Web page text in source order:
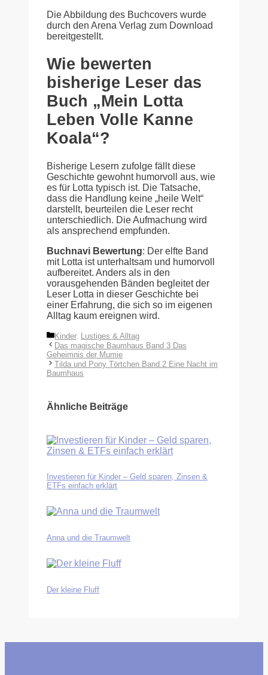
Die Abbildung des Buchcovers wurde
durch den Arena Verlag zum Download
bereitgestellt.
Wie bewerten
bisherige Leser das
Buch „Mein Lotta
Leben Volle Kanne
Koala“?
Bisherige Lesern zufolge fällt diese
Geschichte gewohnt humorvoll aus, wie
es für Lotta typisch ist. Die Tatsache,
dass die Handlung keine „heile Welt“
darstellt, beurteilen die Leser recht
unterschiedlich. Die Aufmachung wird
als ansprechend empfunden.
Buchnavi Bewertung: Der elfte Band
mit Lotta ist unterhaltsam und humorvoll
aufbereitet. Anders als in den
vorausgehenden Bänden begleitet der
Leser Lotta in dieser Geschichte bei
einer Erfahrung, die sich so im eigenen
Alltag kaum ereignen wird.
Kategorien
Kinder, Lustiges & Alltag
Das magische Baumhaus Band 3 Das
Geheimnis der Mumie
Tilda und Pony Törtchen Band 2 Eine Nacht im
Baumhaus
Ähnliche Beiträge
Investieren für Kinder – Geld sparen, Zinsen &
ETFs einfach erklärt
Anna und die Traumwelt
Der kleine Fluff